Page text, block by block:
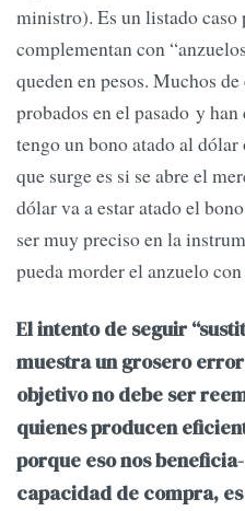
ministro). Es un listado caso
complementan con
queden en pesos. Muchos
probados en el pasado y
tengo un bono atado al
que surge es si se abre el
dólar va a estar atado el
ser muy preciso en la
pueda morder el anzuelo
El intento de seguir
muestra un grosero
objetivo no debe ser
quienes producen
porque eso nos
capacidad de compra,